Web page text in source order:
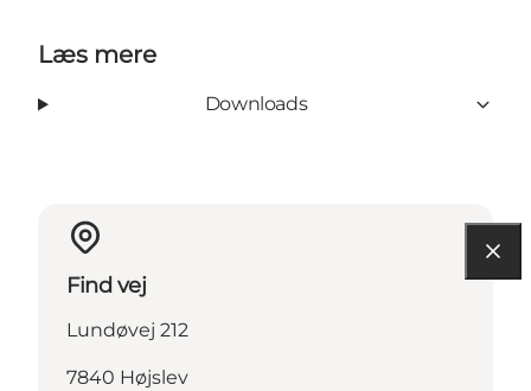
Læs mere
Downloads
Find vej
Lundøvej 212
7840 Højslev